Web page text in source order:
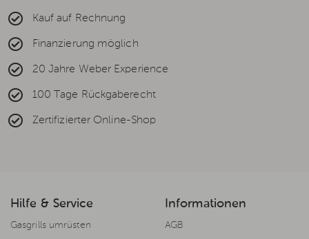
Kauf auf Rechnung
Finanzierung möglich
20 Jahre Weber Experience
100 Tage Rückgaberecht
Zertifizierter Online-Shop
Hilfe & Service
Gasgrills umrüsten
Informationen
AGB